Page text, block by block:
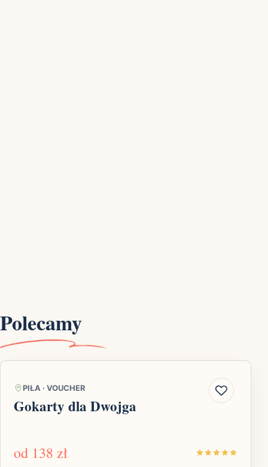
Polecamy
PIŁA · VOUCHER
Gokarty dla Dwojga
od 138 zł